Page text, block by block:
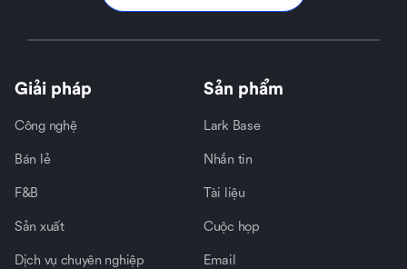
Giải pháp
Công nghệ
Bán lẻ
F&B
Sản xuất
Dịch vụ chuyên nghiệp
Sản phẩm
Lark Base
Nhắn tin
Tài liệu
Cuộc họp
Email